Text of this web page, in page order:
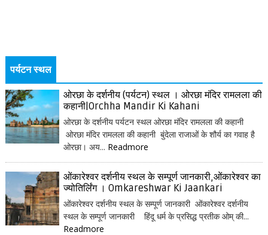
पर्यटन स्थल
ओरछा के दर्शनीय (पर्यटन) स्थल । ओरछा मंदिर रामलला की
कहानी|Orchha Mandir Ki Kahani
ओरछा के दर्शनीय पर्यटन स्थल ओरछा मंदिर रामलला की कहानी
ओरछा मंदिर रामलला की कहानी बुंदेला राजाओं के शौर्य का गवाह है
ओरछा। अय... Readmore
ओंकारेश्वर दर्शनीय स्थल के सम्पूर्ण जानकारी,ओंकारेश्वर का
ज्योतिर्लिंग । Omkareshwar Ki Jaankari
ओंकारेश्वर दर्शनीय स्थल के सम्पूर्ण जानकारी ओंकारेश्वर दर्शनीय
स्थल के सम्पूर्ण जानकारी हिंदू धर्म के प्रसिद्ध प्रतीक ओम् की...
Readmore